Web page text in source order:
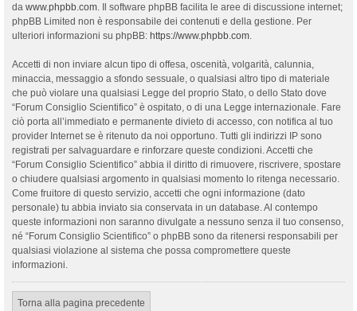
da www.phpbb.com. Il software phpBB facilita le aree di discussione internet;
phpBB Limited non è responsabile dei contenuti e della gestione. Per
ulteriori informazioni su phpBB: https://www.phpbb.com.
Accetti di non inviare alcun tipo di offesa, oscenità, volgarità, calunnia,
minaccia, messaggio a sfondo sessuale, o qualsiasi altro tipo di materiale
che può violare una qualsiasi Legge del proprio Stato, o dello Stato dove
“Forum Consiglio Scientifico” è ospitato, o di una Legge internazionale. Fare
ciò porta all’immediato e permanente divieto di accesso, con notifica al tuo
provider Internet se è ritenuto da noi opportuno. Tutti gli indirizzi IP sono
registrati per salvaguardare e rinforzare queste condizioni. Accetti che
“Forum Consiglio Scientifico” abbia il diritto di rimuovere, riscrivere, spostare
o chiudere qualsiasi argomento in qualsiasi momento lo ritenga necessario.
Come fruitore di questo servizio, accetti che ogni informazione (dato
personale) tu abbia inviato sia conservata in un database. Al contempo
queste informazioni non saranno divulgate a nessuno senza il tuo consenso,
né “Forum Consiglio Scientifico” o phpBB sono da ritenersi responsabili per
qualsiasi violazione al sistema che possa compromettere queste
informazioni.
Torna alla pagina precedente